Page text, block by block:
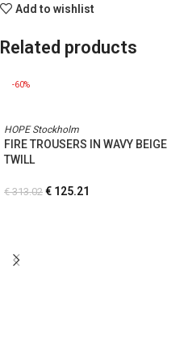
Add to wishlist
Related products
-60%
HOPE Stockholm
FIRE TROUSERS IN WAVY BEIGE
TWILL
€313.02 € 125.21